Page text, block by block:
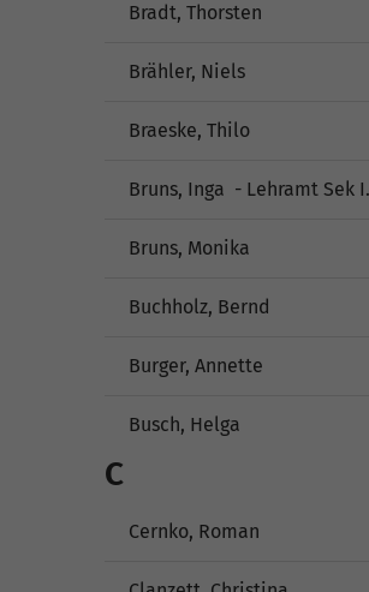
Bradt, Thorsten
Brähler, Niels
Braeske, Thilo
Bruns, Inga - Lehramt Sek I.
Bruns, Monika
Buchholz, Bernd
Burger, Annette
Busch, Helga
C
Cernko, Roman